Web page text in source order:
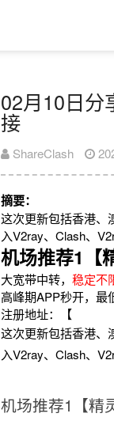
02月10日分
接
ShareClash
摘要：
这次更新包括香港、
入V2ray、Clash、
机场推荐1【
大宽带中转，稳定不
高峰期APP秒开，最
注册地址：【
这次更新包括香港、
入V2ray、Clash、
机场推荐1【精